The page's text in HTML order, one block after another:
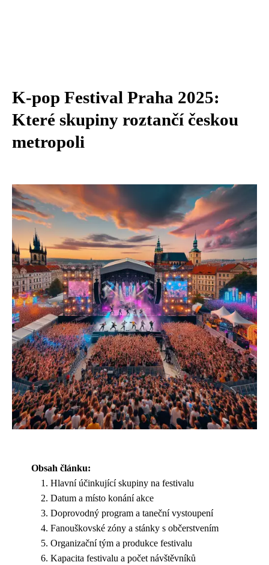
K-pop Festival Praha 2025:
Které skupiny roztančí českou
metropoli
Obsah článku:
Hlavní účinkující skupiny na festivalu
Datum a místo konání akce
Doprovodný program a taneční vystoupení
Fanouškovské zóny a stánky s občerstvením
Organizační tým a produkce festivalu
Kapacita festivalu a počet návštěvníků